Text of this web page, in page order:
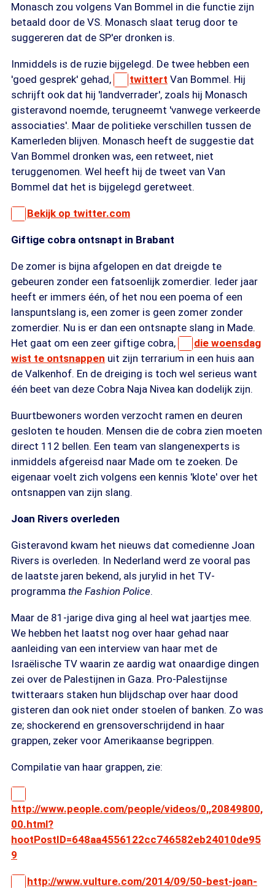
Monasch zou volgens Van Bommel in die functie zijn
betaald door de VS. Monasch slaat terug door te
suggereren dat de SP'er dronken is.
Inmiddels is de ruzie bijgelegd. De twee hebben een
'goed gesprek' gehad,
twittert Van Bommel. Hij
schrijft ook dat hij 'landverrader', zoals hij Monasch
gisteravond noemde, terugneemt 'vanwege verkeerde
associaties'. Maar de politieke verschillen tussen de
Kamerleden blijven. Monasch heeft de suggestie dat
Van Bommel dronken was, een retweet, niet
teruggenomen. Wel heeft hij de tweet van Van
Bommel dat het is bijgelegd geretweet.
Bekijk op twitter.com
Giftige cobra ontsnapt in Brabant
De zomer is bijna afgelopen en dat dreigde te
gebeuren zonder een fatsoenlijk zomerdier. Ieder jaar
heeft er immers één, of het nou een poema of een
lanspuntslang is, een zomer is geen zomer zonder
zomerdier. Nu is er dan een ontsnapte slang in Made.
Het gaat om een zeer giftige cobra,
die woensdag
wist te ontsnappen uit zijn terrarium in een huis aan
de Valkenhof. En de dreiging is toch wel serieus want
één beet van deze Cobra Naja Nivea kan dodelijk zijn.
Buurtbewoners worden verzocht ramen en deuren
gesloten te houden. Mensen die de cobra zien moeten
direct 112 bellen. Een team van slangenexperts is
inmiddels afgereisd naar Made om te zoeken. De
eigenaar voelt zich volgens een kennis 'klote' over het
ontsnappen van zijn slang.
Joan Rivers overleden
Gisteravond kwam het nieuws dat comedienne Joan
Rivers is overleden. In Nederland werd ze vooral pas
de laatste jaren bekend, als jurylid in het TV-
programma the Fashion Police.
Maar de 81-jarige diva ging al heel wat jaartjes mee.
We hebben het laatst nog over haar gehad naar
aanleiding van een interview van haar met de
Israëlische TV waarin ze aardig wat onaardige dingen
zei over de Palestijnen in Gaza. Pro-Palestijnse
twitteraars staken hun blijdschap over haar dood
gisteren dan ook niet onder stoelen of banken. Zo was
ze; shockerend en grensoverschrijdend in haar
grappen, zeker voor Amerikaanse begrippen.
Compilatie van haar grappen, zie:
http://www.people.com/people/videos/0,,20849800,
00.html?
hootPostID=648aa4556122cc746582eb24010de95
9
http://www.vulture.com/2014/09/50-best-joan-